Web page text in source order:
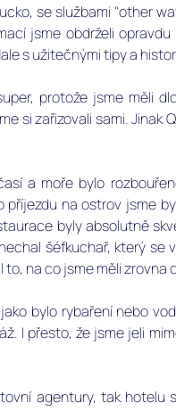
se službami "other
jsme obdrželi
s užitečnými tipy a
protože jsme měli
si zařizovali sami. Jinak
a moře bylo
příjezdu na ostrov jsme
byly absolutně
šéfkuchař, který se
to, na co jsme měli zrovna
bylo rybaření nebo
I přesto, že jsme jeli
agentury, tak